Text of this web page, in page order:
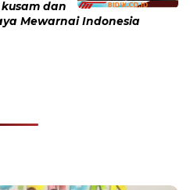
dan
Mewarnai Indonesia